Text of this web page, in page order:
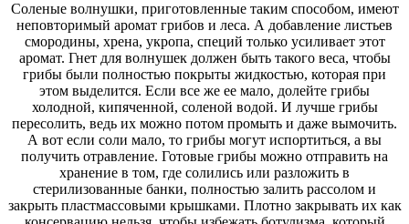
Соленые волнушки, приготовленные таким способом, имеют
неповторимый аромат грибов и леса. А добавление листьев
смородины, хрена, укропа, специй только усиливает этот
аромат. Гнет для волнушек должен быть такого веса, чтобы
грибы были полностью покрыты жидкостью, которая при
этом выделится. Если все же ее мало, долейте грибы
холодной, кипяченной, соленой водой. И лучше грибы
пересолить, ведь их можно потом промыть и даже вымочить.
А вот если соли мало, то грибы могут испортиться, а вы
получить отравление. Готовые грибы можно отправить на
хранение в том, где солились или разложить в
стерилизованные банки, полностью залить рассолом и
закрыть пластмассовыми крышками. Плотно закрывать их как